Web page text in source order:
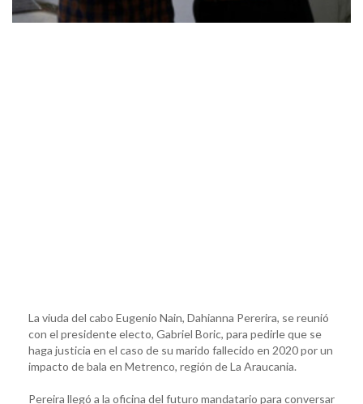
La viuda del cabo Eugenio Nain, Dahianna Pererira, se reunió
con el presidente electo, Gabriel Boric, para pedirle que se
haga justicia en el caso de su marido fallecido en 2020 por un
impacto de bala en Metrenco, región de La Araucania.
Pereira llegó a la oficina del futuro mandatario para conversar